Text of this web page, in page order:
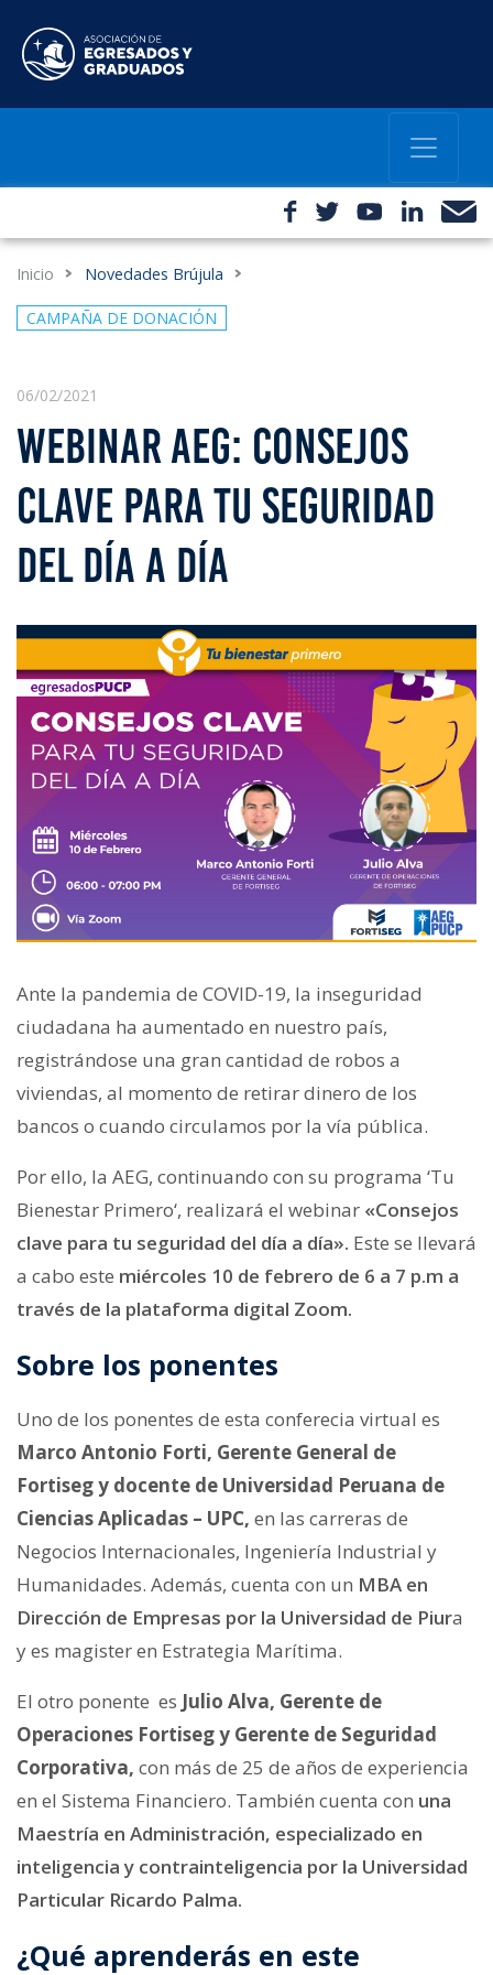
Inicio Novedades Brújula
CAMPAÑA DE DONACIÓN
06/02/2021
WEBINAR AEG: CONSEJOS
CLAVE PARA TU SEGURIDAD
DEL DÍA A DÍA
Ante la pandemia de COVID-19, la inseguridad
ciudadana ha aumentado en nuestro país,
registrándose una gran cantidad de robos a
viviendas, al momento de retirar dinero de los
bancos o cuando circulamos por la vía pública.
Por ello, la AEG, continuando con su programa ‘Tu
Bienestar Primero‘, realizará el webinar «Consejos
clave para tu seguridad del día a día». Este se llevará
a cabo este miércoles 10 de febrero de 6 a 7 p.m a
través de la plataforma digital Zoom.
Sobre los ponentes
Uno de los ponentes de esta conferecia virtual es
Marco Antonio Forti, Gerente General de
Fortiseg y docente de Universidad Peruana de
Ciencias Aplicadas – UPC, en las carreras de
Negocios Internacionales, Ingeniería Industrial y
Humanidades. Además, cuenta con un MBA en
Dirección de Empresas por la Universidad de Piura
y es magister en Estrategia Marítima.
El otro ponente es Julio Alva, Gerente de
Operaciones Fortiseg y Gerente de Seguridad
Corporativa, con más de 25 de años de experiencia
en el Sistema Financiero. También cuenta con una
Maestría en Administración, especializado en
inteligencia y contrainteligencia por la Universidad
Particular Ricardo Palma.
¿Qué aprenderás en este